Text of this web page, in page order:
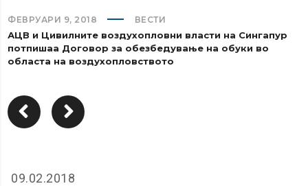
ФЕВРУАРИ 9, 2018 ВЕСТИ
АЦВ и Цивилните воздухопловни власти на Сингапур
потпишаа Договор за обезбедување на обуки во
областа на воздухопловството
09.02.2018